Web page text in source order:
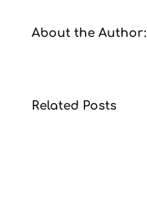
About the Author:
Related Posts